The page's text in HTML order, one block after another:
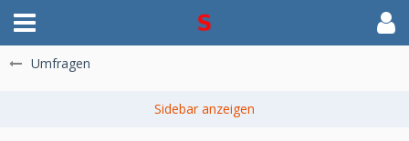
Umfragen